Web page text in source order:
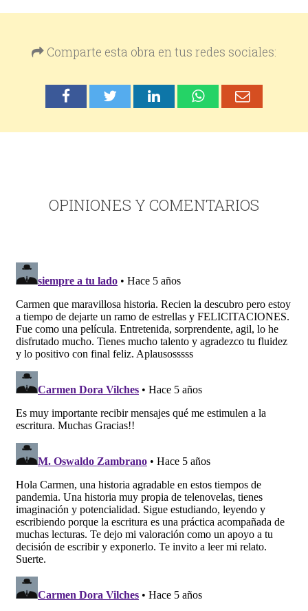
Comparte esta obra en tus redes sociales:
OPINIONES Y COMENTARIOS